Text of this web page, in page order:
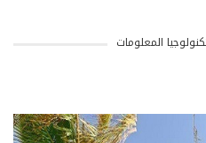
المعلومات